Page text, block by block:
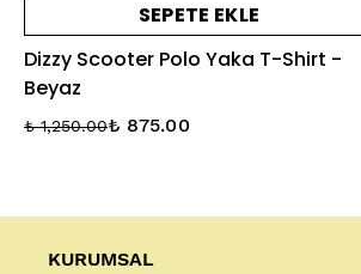
SEPETE EKLE
Dizzy Scooter Polo Yaka T-Shirt -
Beyaz
₺ 1,250.00₺ 875.00
KURUMSAL